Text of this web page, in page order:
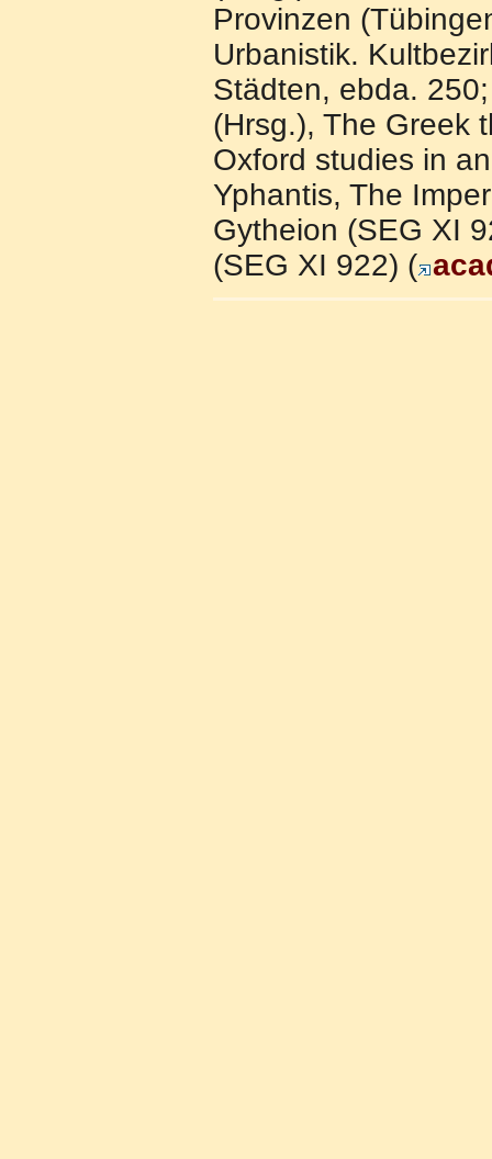
Provinzen
Urbanistik.
Städten, ebda.
(Hrsg.), The Greek
Oxford studies in
Yphantis, The
Gytheion (SEG XI
(SEG XI 922) (